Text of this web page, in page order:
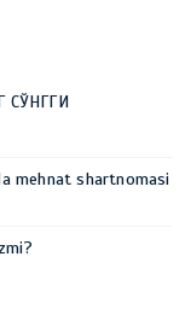
СЎНГГИ
mehnat shartnomasi